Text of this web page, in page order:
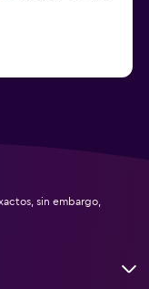
sin embargo,